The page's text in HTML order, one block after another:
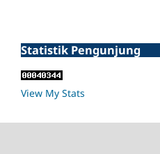
Statistik Pengunjung
View My Stats